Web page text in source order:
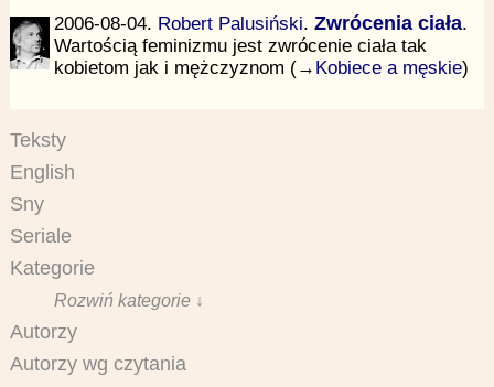
2006-08-04. Robert Palusiński. Zwrócenia ciała.
Wartością feminizmu jest zwrócenie ciała tak
kobietom jak i mężczyznom (→ Kobiece a męskie)
Teksty
English
Sny
Seriale
Kategorie
Rozwiń kategorie ↓
Autorzy
Autorzy wg czytania